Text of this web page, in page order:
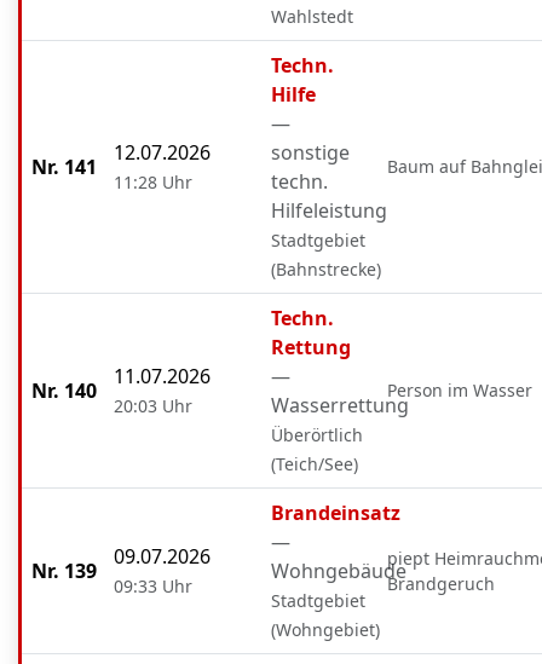
Wahlstedt
Nr. 141
12.07.2026
11:28 Uhr
Techn.
Hilfe
—
sonstige
techn.
Hilfeleistung
Stadtgebiet
(Bahnstrecke)
Baum auf
Nr. 140
11.07.2026
20:03 Uhr
Techn.
Rettung
—
Wasserrettung
Überörtlich
(Teich/See)
Person im Wasser
Nr. 139
09.07.2026
09:33 Uhr
Brandeinsatz
—
Wohngebäude
Stadtgebiet
(Wohngebiet)
piept
Brandgeruch